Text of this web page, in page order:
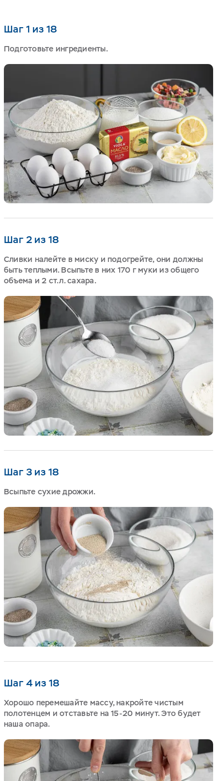
Шаг 1 из 18
Подготовьте ингредиенты.
Шаг 2 из 18
Сливки налейте в миску и подогрейте, они должны
быть теплыми. Всыпьте в них 170 г муки из общего
объема и 2 ст.л. сахара.
Шаг 3 из 18
Всыпьте сухие дрожжи.
Шаг 4 из 18
Хорошо перемешайте массу, накройте чистым
полотенцем и отставьте на 15-20 минут. Это будет
наша опара.